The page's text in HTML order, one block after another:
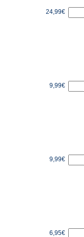
24,99€
9,99€
9,99€
6,95€